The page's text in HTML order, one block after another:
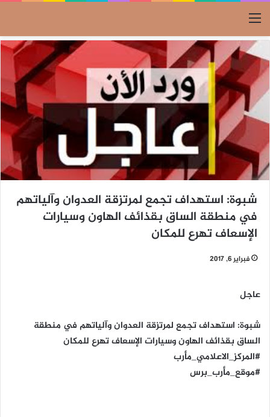
القائمة
شبوة: استهداف تجمع لمرتزقة العدوان وآلياتهم
في منطقة الساق بقذائف الهاون وسيارات
الإسعاف تهرع للمكان
فبراير 6, 2017
عاجل
شبوة: استهداف تجمع لمرتزقة العدوان وآلياتهم في منطقة
الساق بقذائف الهاون وسيارات الإسعاف تهرع للمكان
#المركز_الاعلامي_مأرب
#موقع_مأرب_برس